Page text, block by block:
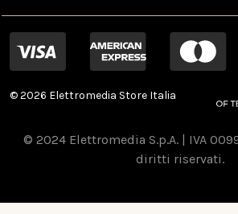
© 2026 Elettromedia Store Italia
© 2024 Elettromedia S.p.A. | IVA
diritti riservati.